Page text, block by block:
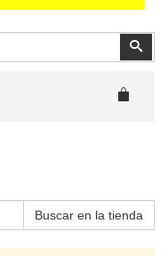
Buscar en la tienda